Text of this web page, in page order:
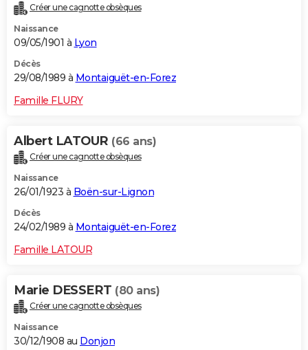
Créer une cagnotte obsèques
Naissance
09/05/1901 à Lyon
Décès
29/08/1989 à Montaiguët-en-Forez
Famille FLURY
Albert LATOUR (66 ans)
Créer une cagnotte obsèques
Naissance
26/01/1923 à Boën-sur-Lignon
Décès
24/02/1989 à Montaiguët-en-Forez
Famille LATOUR
Marie DESSERT (80 ans)
Créer une cagnotte obsèques
Naissance
30/12/1908 au Donjon